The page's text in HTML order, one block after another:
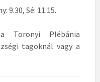
9.30, Sé: 11.15.
Toronyi Plébánia
tagoknál vagy a